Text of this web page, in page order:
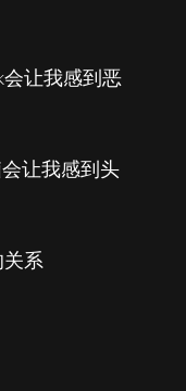
让我感到恶
让我感到头
系